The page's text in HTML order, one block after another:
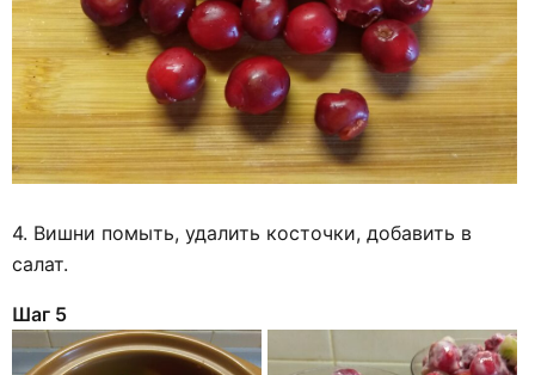
4. Вишни помыть, удалить косточки, добавить в
салат.
Шаг 5